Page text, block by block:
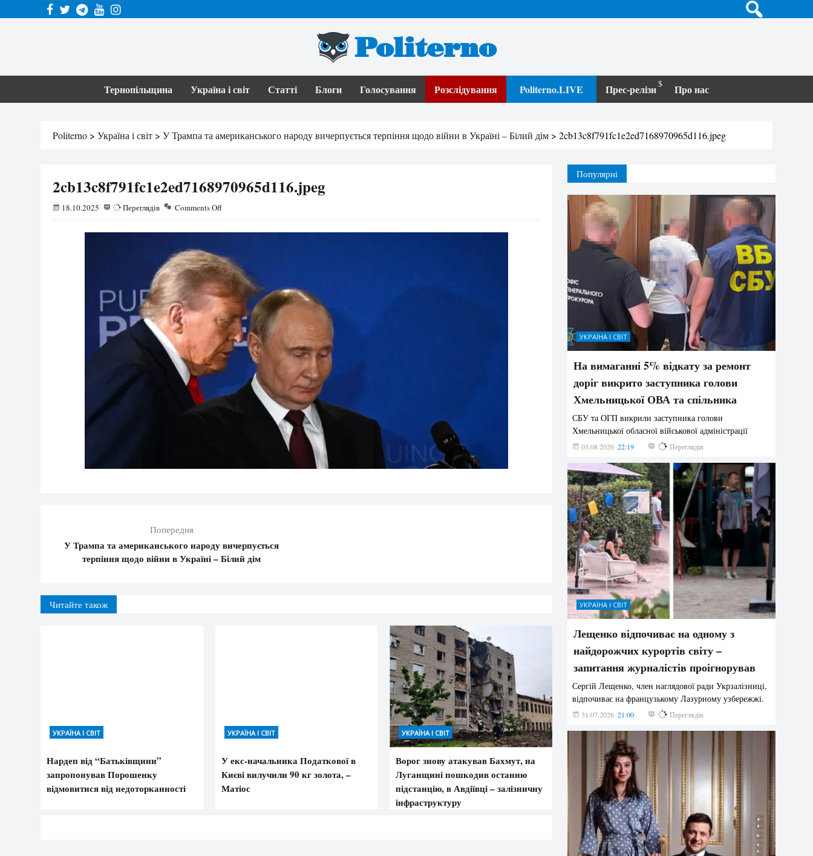
Politerno
Тернопільщина Україна і світ Статті Блоги Голосування Розслідування Politerno.LIVE Прес-релізи Про нас
Politerno > Україна і світ > У Трампа та американського народу вичерпується терпіння щодо війни в Україні – Білий дім > 2cb13c8f791fc1e2ed7168970965d116.jpeg
2cb13c8f791fc1e2ed7168970965d116.jpeg
18.10.2025 88Переглядів Comments Off
Попередня
У Трампа та американського народу вичерпується
терпіння щодо війни в Україні – Білий дім
Читайте також
УКРАЇНА І СВІТ
Нардеп від “Батьківщини”
запропонував Порошенку
відмовитися від недоторканності
УКРАЇНА І СВІТ
У екс-начальника Податкової в
Києві вилучили 90 кг золота, –
Матіос
УКРАЇНА І СВІТ
Ворог знову атакував Бахмут, на
Луганщині пошкодив останню
підстанцію, в Авдіївці – залізничну
інфраструктуру
Популярні
УКРАЇНА І СВІТ
На вимаганні 5% відкату за ремонт
доріг викрито заступника голови
Хмельницької ОВА та спільника
СБУ та ОГП викрили заступника голови
Хмельницької обласної військової адміністрації
03.08.2026 22:19 853 Переглядів
УКРАЇНА І СВІТ
Лещенко відпочиває на одному з
найдорожчих курортів світу –
запитання журналістів проігнорував
Сергій Лещенко, член наглядової ради Укрзалізниці,
відпочиває на французькому Лазурному узбережжі.
31.07.2026 21:00 215 Переглядів